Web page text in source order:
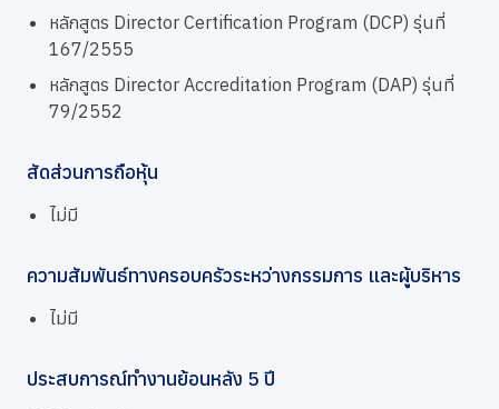
หลักสูตร Director Certification Program (DCP) รุ่นที่
167/2555
หลักสูตร Director Accreditation Program (DAP) รุ่นที่
79/2552
สัดส่วนการถือหุ้น
ไม่มี
ความสัมพันธ์ทางครอบครัวระหว่างกรรมการ และผู้บริหาร
ไม่มี
ประสบการณ์ทำงานย้อนหลัง 5 ปี